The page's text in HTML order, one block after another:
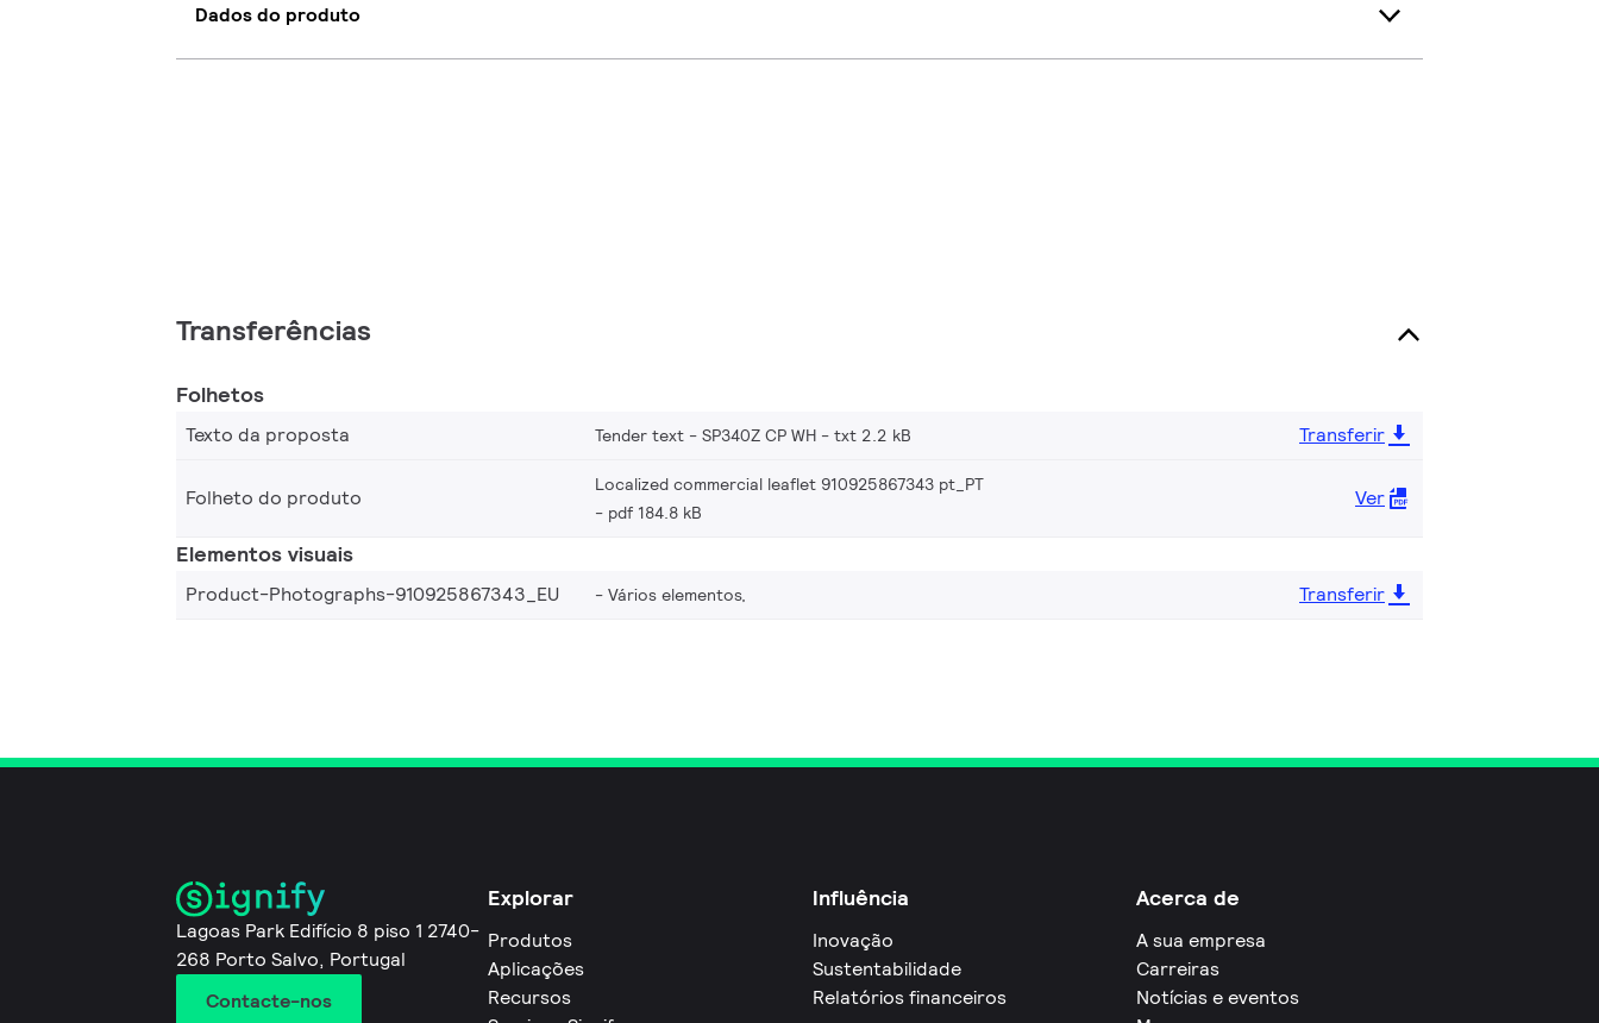
Dados do produto
Transferências
Folhetos
Texto da proposta Tender text - SP340Z CP WH txt 2.2 kB Transferir
Folheto do produto
Localized commercial leaflet 910925867343 pt_PT
pdf 184.8 kB
Ver
Elementos visuais
Product-Photographs-910925867343_EU Vários elementos, Transferir
Lagoas Park Edifício 8 piso 1 2740-
268 Porto Salvo, Portugal
Contacte-nos
Explorar
Produtos
Aplicações
Recursos
Influência
Inovação
Sustentabilidade
Relatórios financeiros
Acerca de
A sua empresa
Carreiras
Notícias e eventos